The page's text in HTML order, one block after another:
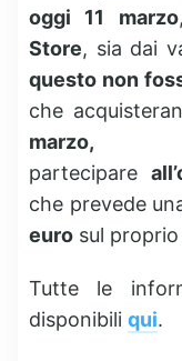
oggi 11 marzo
Store, sia dai
questo non
che
partecipare
che prevede
euro sul
Tutte le
disponibili qui.